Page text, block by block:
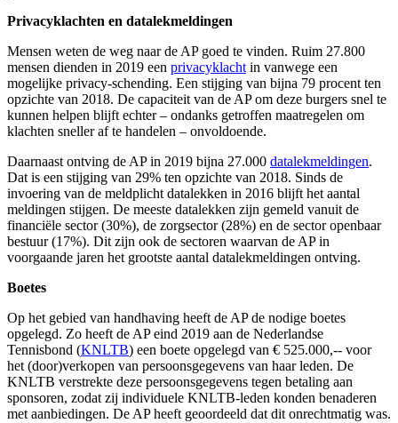
Privacyklachten en datalekmeldingen
Mensen weten de weg naar de AP goed te vinden. Ruim 27.800
mensen dienden in 2019 een privacyklacht in vanwege een
mogelijke privacy-schending. Een stijging van bijna 79 procent ten
opzichte van 2018. De capaciteit van de AP om deze burgers snel te
kunnen helpen blijft echter – ondanks getroffen maatregelen om
klachten sneller af te handelen – onvoldoende.
Daarnaast ontving de AP in 2019 bijna 27.000 datalekmeldingen.
Dat is een stijging van 29% ten opzichte van 2018. Sinds de
invoering van de meldplicht datalekken in 2016 blijft het aantal
meldingen stijgen. De meeste datalekken zijn gemeld vanuit de
financiële sector (30%), de zorgsector (28%) en de sector openbaar
bestuur (17%). Dit zijn ook de sectoren waarvan de AP in
voorgaande jaren het grootste aantal datalekmeldingen ontving.
Boetes
Op het gebied van handhaving heeft de AP de nodige boetes
opgelegd. Zo heeft de AP eind 2019 aan de Nederlandse
Tennisbond (KNLTB) een boete opgelegd van € 525.000,-- voor
het (door)verkopen van persoonsgegevens van haar leden. De
KNLTB verstrekte deze persoonsgegevens tegen betaling aan
sponsoren, zodat zij individuele KNLTB-leden konden benaderen
met aanbiedingen. De AP heeft geoordeeld dat dit onrechtmatig was.